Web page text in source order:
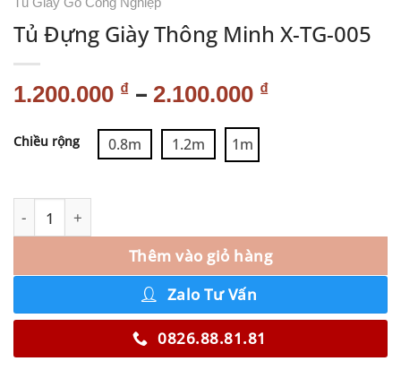
Tủ Đựng Giày Thông Minh X-TG-005
1.200.000 ₫ – 2.100.000 ₫
Chiều rộng 0.8m 1.2m 1m
Thêm vào giỏ hàng
Zalo Tư Vấn
0826.88.81.81